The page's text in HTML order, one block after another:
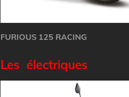
FURIOUS 125 RACING
Les électriques